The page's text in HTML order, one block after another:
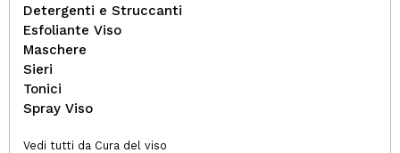
Detergenti e Struccanti
Esfoliante Viso
Maschere
Sieri
Tonici
Spray Viso
Vedi tutti da Cura del viso